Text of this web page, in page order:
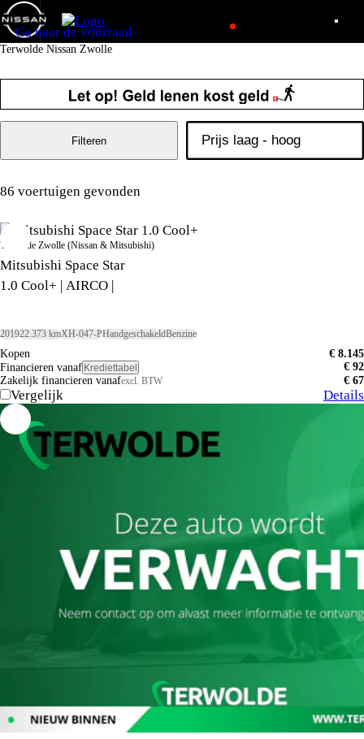
Terwolde Nissan Zwolle
Ga naar de voorraad
86 voertuigen gevonden
Filteren
Terwolde Zwolle (Nissan & Mitsubishi)
Mitsubishi Space Star
1.0 Cool+ | AIRCO |
201922.373 kmXH-047-PHandgeschakeldBenzine
Kopen
€ 8.145
Financieren vanaf Krediettabel
€ 92
Zakelijk financieren vanafexcl. BTW € 67
Vergelijk Details